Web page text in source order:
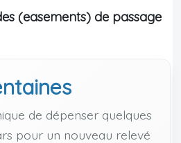
(easements) de passage
de dépenser quelques
pour un nouveau relevé